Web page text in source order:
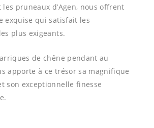
pruneaux d’Agen, nous offrent
exquise qui satisfait les
plus exigeants.
de chêne pendant au
apporte à ce trésor sa magnifique
son exceptionnelle finesse